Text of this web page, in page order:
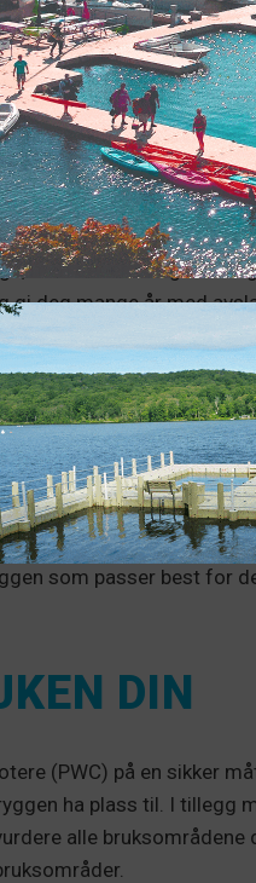
i veien for andres
over opplevelsen. Du
til, slik som ved
i sjøen er perfekt for
du ta hensyn til alle
men det er viktig å ta
deg mange år med
VELGE
til når du skal
dine - jo mer
som passer best for
DIN
(PWC) på en sikker
ha plass til. I tillegg
alle